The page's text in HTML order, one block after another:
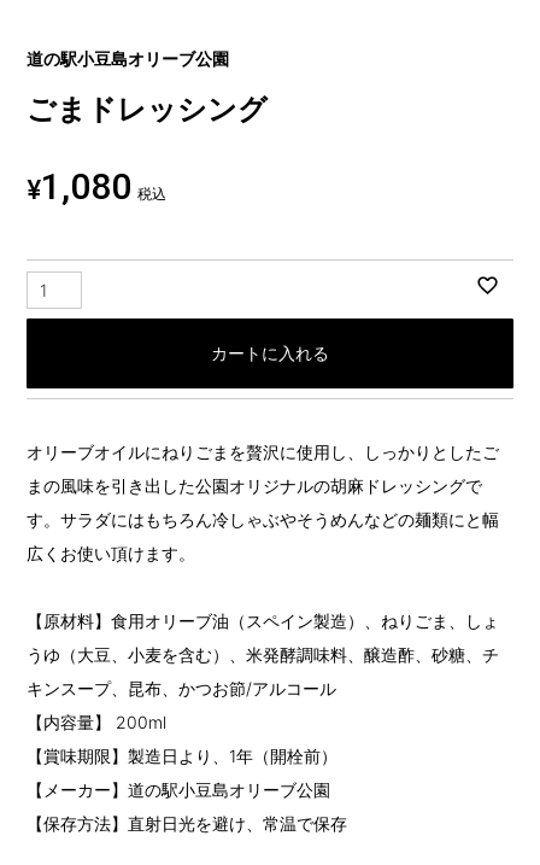
道の駅小豆島オリーブ公園
ごまドレッシング
¥1,080 税込
カートに入れる
オリーブオイルにねりごまを贅沢に使用し、しっかりとしたご
まの風味を引き出した公園オリジナルの胡麻ドレッシングで
す。サラダにはもちろん冷しゃぶやそうめんなどの麺類にと幅
広くお使い頂けます。
【原材料】食用オリーブ油（スペイン製造）、ねりごま、しょ
うゆ（大豆、小麦を含む）、米発酵調味料、醸造酢、砂糖、チ
キンスープ、昆布、かつお節/アルコール
【内容量】 200ml
【賞味期限】製造日より、1年（開栓前）
【メーカー】道の駅小豆島オリーブ公園
【保存方法】直射日光を避け、常温で保存